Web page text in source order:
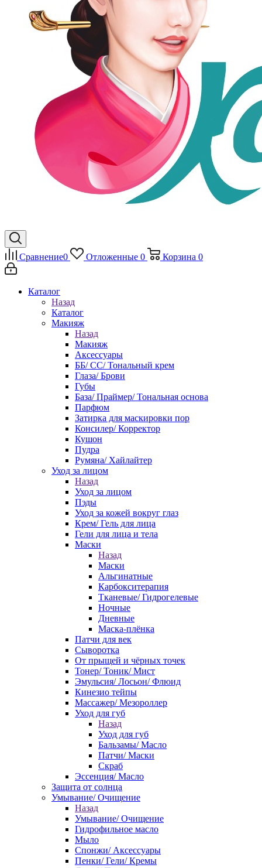
Сравнение0 Отложенные 0 Корзина 0
Каталог
Назад
Каталог
Макияж
Назад
Макияж
Аксессуары
ББ/ СС/ Тональный крем
Глаза/ Брови
Губы
База/ Праймер/ Тональная основа
Парфюм
Затирка для маскировки пор
Консилер/ Корректор
Кушон
Пудра
Румяна/ Хайлайтер
Уход за лицом
Назад
Уход за лицом
Пэды
Уход за кожей вокруг глаз
Крем/ Гель для лица
Гели для лица и тела
Маски
Назад
Маски
Альгинатные
Карбокситерапия
Тканевые/ Гидрогелевые
Ночные
Дневные
Маска-плёнка
Патчи для век
Сыворотка
От прыщей и чёрных точек
Тонер/ Тоник/ Мист
Эмульсия/ Лосьон/ Флюид
Кинезио тейпы
Массажер/ Мезороллер
Уход для губ
Назад
Уход для губ
Бальзамы/ Масло
Патчи/ Маски
Скраб
Эссенция/ Масло
Защита от солнца
Умывание/ Очищение
Назад
Умывание/ Очищение
Гидрофильное масло
Мыло
Спонжи/ Аксессуары
Пенки/ Гели/ Кремы